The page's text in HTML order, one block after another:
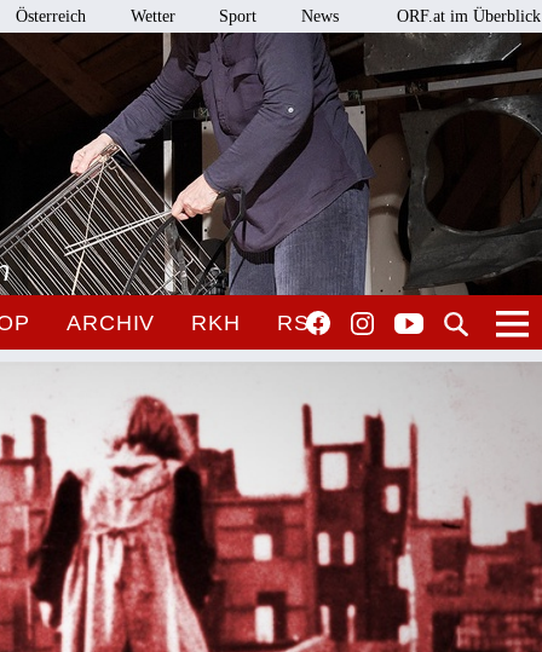
Österreich Wetter Sport News ORF.at im Überblick
ARCHIV RKH RSO